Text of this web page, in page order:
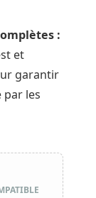
:
et
garantir
les